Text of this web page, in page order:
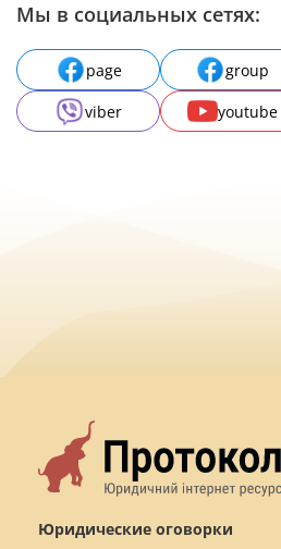
Мы в социальных сетях:
page group
viber
youtube
Юридические оговорки